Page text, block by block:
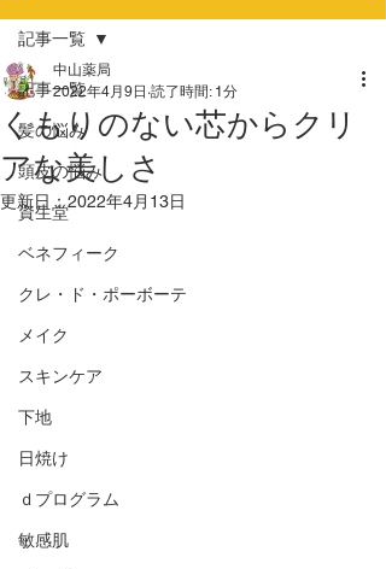
記事一覧
髪の悩み
頭皮の悩み
資生堂
ベネフィーク
クレ・ド・ポーボーテ
メイク
スキンケア
下地
日焼け
ｄプログラム
敏感肌
記事一覧
くもりのない芯からクリ
アな美しさ
中山薬局
2022年4月9日 読了時間: 1分
更新日：2022年4月13日